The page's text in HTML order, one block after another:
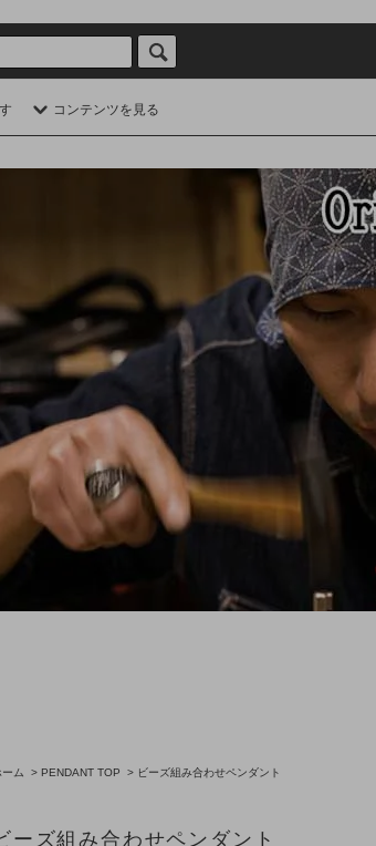
コンテンツを見る
ーム > PENDANT TOP > ビーズ組み合わせペンダント
ーズ組み合わせペンダント